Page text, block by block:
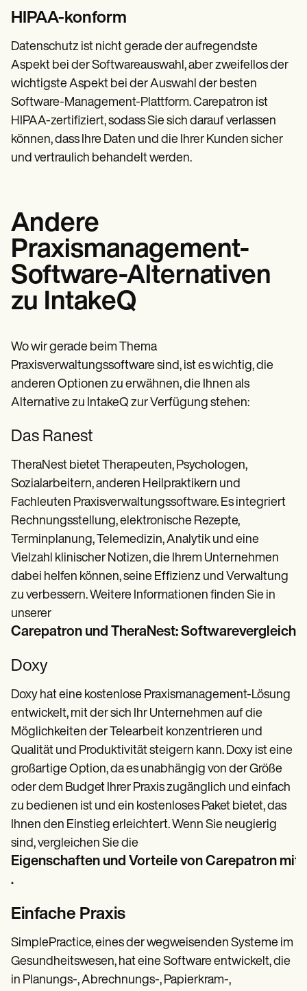
HIPAA-konform
Datenschutz ist nicht gerade der aufregendste
Aspekt bei der Softwareauswahl, aber zweifellos der
wichtigste Aspekt bei der Auswahl der besten
Software-Management-Plattform. Carepatron ist
HIPAA-zertifiziert, sodass Sie sich darauf verlassen
können, dass Ihre Daten und die Ihrer Kunden sicher
und vertraulich behandelt werden.
Andere
Praxismanagement-
Software-Alternativen
zu IntakeQ
Wo wir gerade beim Thema
Praxisverwaltungssoftware sind, ist es wichtig, die
anderen Optionen zu erwähnen, die Ihnen als
Alternative zu IntakeQ zur Verfügung stehen:
Das Ranest
TheraNest bietet Therapeuten, Psychologen,
Sozialarbeitern, anderen Heilpraktikern und
Fachleuten Praxisverwaltungssoftware. Es integriert
Rechnungsstellung, elektronische Rezepte,
Terminplanung, Telemedizin, Analytik und eine
Vielzahl klinischer Notizen, die Ihrem Unternehmen
dabei helfen können, seine Effizienz und Verwaltung
zu verbessern. Weitere Informationen finden Sie in
unserer
Carepatron und TheraNest: Softwarevergleich
Doxy
Doxy hat eine kostenlose Praxismanagement-Lösung
entwickelt, mit der sich Ihr Unternehmen auf die
Möglichkeiten der Telearbeit konzentrieren und
Qualität und Produktivität steigern kann. Doxy ist eine
großartige Option, da es unabhängig von der Größe
oder dem Budget Ihrer Praxis zugänglich und einfach
zu bedienen ist und ein kostenloses Paket bietet, das
Ihnen den Einstieg erleichtert. Wenn Sie neugierig
sind, vergleichen Sie die
Eigenschaften und Vorteile von Carepatron mit
.
Einfache Praxis
SimplePractice, eines der wegweisenden Systeme im
Gesundheitswesen, hat eine Software entwickelt, die
in Planungs-, Abrechnungs-, Papierkram-,